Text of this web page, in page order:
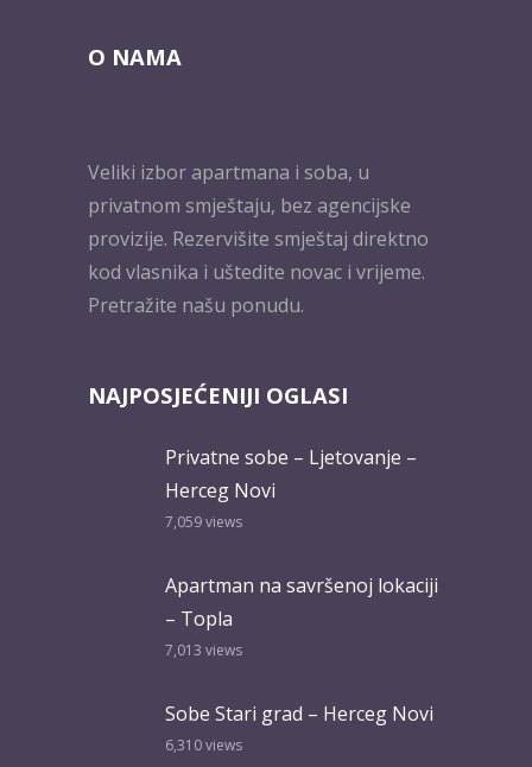
O NAMA
Veliki izbor apartmana i soba, u
privatnom smještaju, bez agencijske
provizije. Rezervišite smještaj direktno
kod vlasnika i uštedite novac i vrijeme.
Pretražite našu ponudu.
NAJPOSJEĆENIJI OGLASI
Privatne sobe – Ljetovanje –
Herceg Novi
7,059views
Apartman na savršenoj lokaciji
– Topla
7,013 views
Sobe Stari grad – Herceg Novi
6,310views